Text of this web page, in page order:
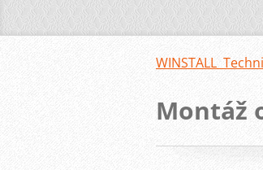
WINSTALL
Montáž